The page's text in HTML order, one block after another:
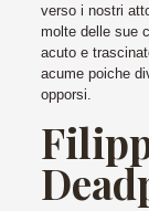
verso i nostri
molte delle sue
acuto e
acume poiche
opporsi.